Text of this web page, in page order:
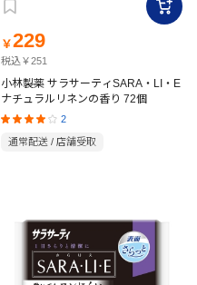
￥229
税込￥251
小林製薬 サラサーティSARA・LI・E
ナチュラルリネンの香り 72個
2
通常配送 / 店舗受取